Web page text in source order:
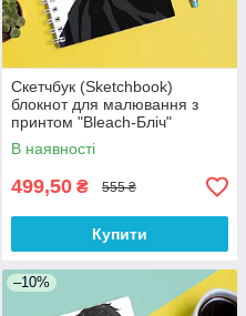
Скетчбук (Sketchbook)
блокнот для малювання з
принтом "Bleach-Бліч"
В наявності
499,50 ₴ 555 ₴
Купити
–10%